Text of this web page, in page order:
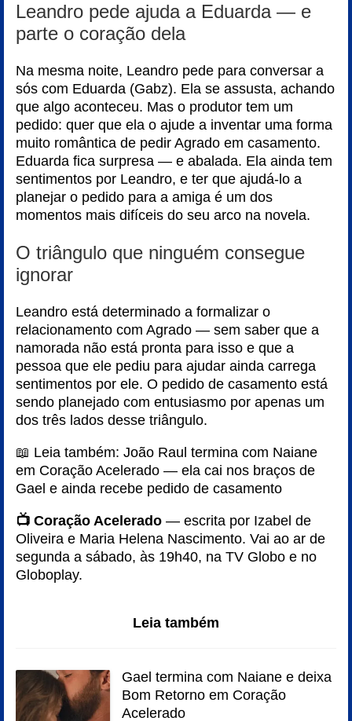
Leandro pede ajuda a Eduarda — e
parte o coração dela
Na mesma noite, Leandro pede para conversar a
sós com Eduarda (Gabz). Ela se assusta, achando
que algo aconteceu. Mas o produtor tem um
pedido: quer que ela o ajude a inventar uma forma
muito romântica de pedir Agrado em casamento.
Eduarda fica surpresa — e abalada. Ela ainda tem
sentimentos por Leandro, e ter que ajudá-lo a
planejar o pedido para a amiga é um dos
momentos mais difíceis do seu arco na novela.
O triângulo que ninguém consegue
ignorar
Leandro está determinado a formalizar o
relacionamento com Agrado — sem saber que a
namorada não está pronta para isso e que a
pessoa que ele pediu para ajudar ainda carrega
sentimentos por ele. O pedido de casamento está
sendo planejado com entusiasmo por apenas um
dos três lados desse triângulo.
📖 Leia também: João Raul termina com Naiane
em Coração Acelerado — ela cai nos braços de
Gael e ainda recebe pedido de casamento
📺 Coração Acelerado — escrita por Izabel de
Oliveira e Maria Helena Nascimento. Vai ao ar de
segunda a sábado, às 19h40, na TV Globo e no
Globoplay.
Leia também
Gael termina com Naiane e deixa
Bom Retorno em Coração
Acelerado